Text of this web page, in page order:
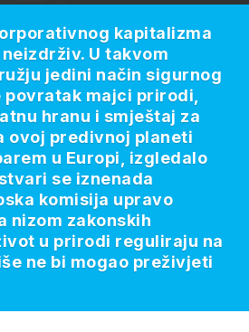
kapitalizma
U takvom
jedini način sigurnog
majci prirodi,
hranu i smještaj za
ovoj predivnoj planeti
u Europi, izgledalo
se iznenada
komisija upravo
nizom zakonskih
u prirodi reguliraju na
ne bi mogao preživjeti